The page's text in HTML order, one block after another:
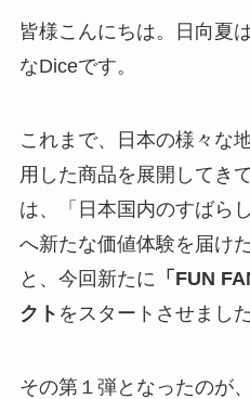
皆様こんにちは。日向夏
なDiceです。
これまで、日本の様々な
用した商品を展開してき
は、「日本国内のすばら
へ新たな価値体験を届け
と、今回新たに 「FUN
クト をスタートさせました
その第１弾となったのが